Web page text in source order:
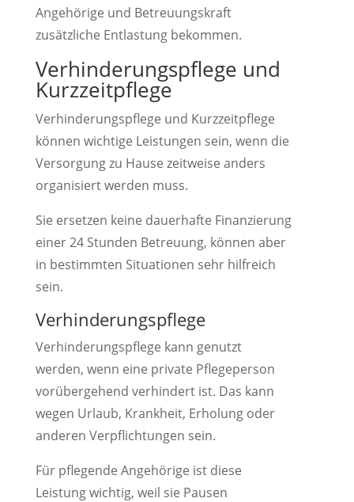
Angehörige und Betreuungskraft
zusätzliche Entlastung bekommen.
Verhinderungspflege und
Kurzzeitpflege
Verhinderungspflege und Kurzzeitpflege
können wichtige Leistungen sein, wenn die
Versorgung zu Hause zeitweise anders
organisiert werden muss.
Sie ersetzen keine dauerhafte Finanzierung
einer 24 Stunden Betreuung, können aber
in bestimmten Situationen sehr hilfreich
sein.
Verhinderungspflege
Verhinderungspflege kann genutzt
werden, wenn eine private Pflegeperson
vorübergehend verhindert ist. Das kann
wegen Urlaub, Krankheit, Erholung oder
anderen Verpflichtungen sein.
Für pflegende Angehörige ist diese
Leistung wichtig, weil sie Pausen